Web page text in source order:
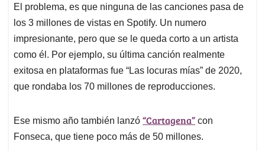
El problema, es que ninguna de las canciones pasa de
los 3 millones de vistas en Spotify. Un numero
impresionante, pero que se le queda corto a un artista
como él. Por ejemplo, su última canción realmente
exitosa en plataformas fue “Las locuras mías” de 2020,
que rondaba los 70 millones de reproducciones.
Ese mismo año también lanzó “Cartagena” con
Fonseca, que tiene poco más de 50 millones.